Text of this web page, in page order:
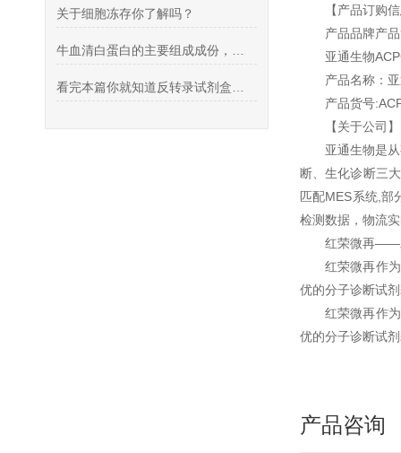
关于细胞冻存你了解吗？
【产品订购
产品品牌产
亚通生物
产品名称：
产品货号
【关于公司
亚通生物是
断、生化诊断三
匹配MES系统,部
检测数据，物流
红荣微再——
红荣微再作
优的分子诊断试
红荣微再作
优的分子诊断试
产品咨询